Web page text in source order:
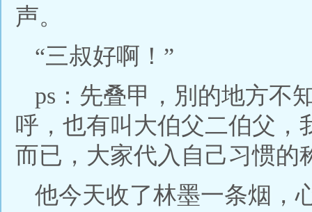
声。
“三叔好啊！”
ps：先叠甲，別的地方不
呼，也有叫大伯父二伯父，
而已，大家代入自己习惯的
他今天收了林墨一条烟，